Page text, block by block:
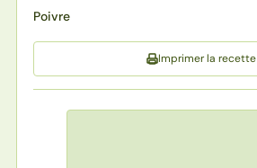
Poivre
Imprimer la recette